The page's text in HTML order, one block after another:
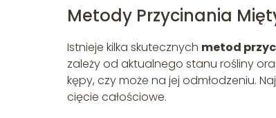
Metody Przycinania
Istnieje kilka skutecznych metod
zależy od aktualnego stanu rośliny
kępy, czy może na jej odmłodzeniu.
cięcie całościowe.